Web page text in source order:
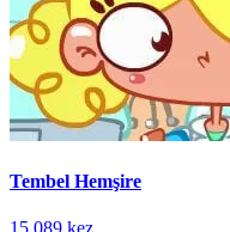
Tembel Hemşire